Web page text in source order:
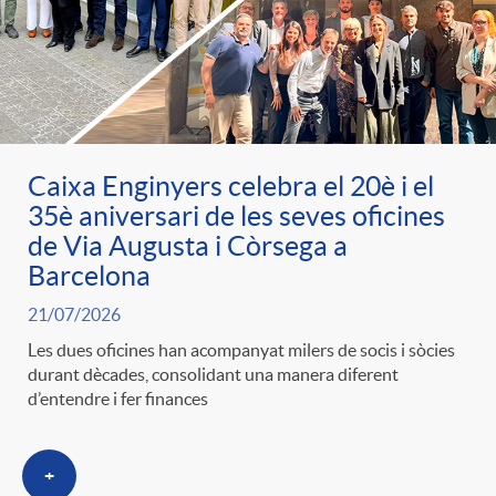
r
a
S
a
l
a
p
e
r
c
a
t
e
n
i
d
o
A
i
c
a
d
o
Caixa Enginyers celebra el 20è i el
35è aniversari de les seves oficines
de Via Augusta i Còrsega a
Barcelona
21/07/2026
Les dues oficines han acompanyat milers de socis i sòcies
durant dècades, consolidant una manera diferent
d’entendre i fer finances
+